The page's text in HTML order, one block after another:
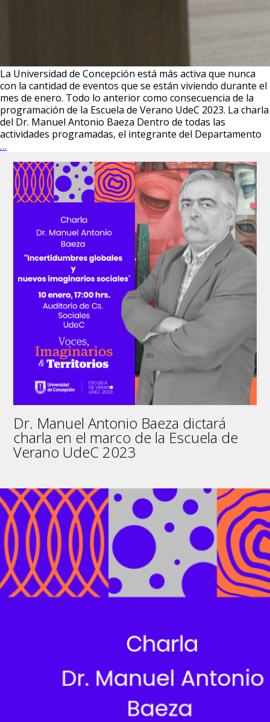
La Universidad de Concepción está más activa que nunca
con la cantidad de eventos que se están viviendo durante el
mes de enero. Todo lo anterior como consecuencia de la
programación de la Escuela de Verano UdeC 2023. La charla
del Dr. Manuel Antonio Baeza Dentro de todas las
actividades programadas, el integrante del Departamento
…
Manuel
Antonio
Baeza
realizó
charla
Auditorio
Dr. Manuel Antonio Baeza dictará
charla en el marco de la Escuela de
Verano UdeC 2023